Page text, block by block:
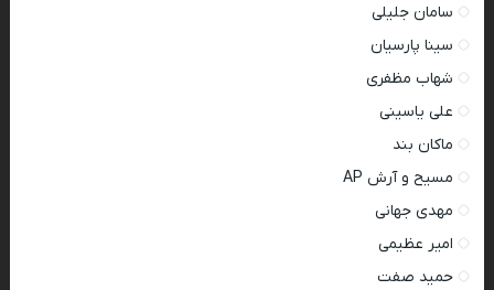
سامان جلیلی
سینا پارسیان
شهاب مظفری
علی یاسینی
ماکان بند
مسیح و آرش AP
مهدی جهانی
امیر عظیمی
حمید صفت